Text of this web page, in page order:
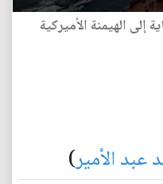
الهيمنة الأميركية
عبد الأمير)